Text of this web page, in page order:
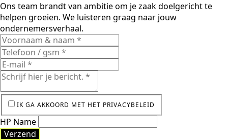
Ons team brandt van ambitie om je zaak doelgericht te
helpen groeien. We luisteren graag naar jouw
ondernemersverhaal.
IK GA AKKOORD MET HET PRIVACYBELEID
HP Name
Verzend